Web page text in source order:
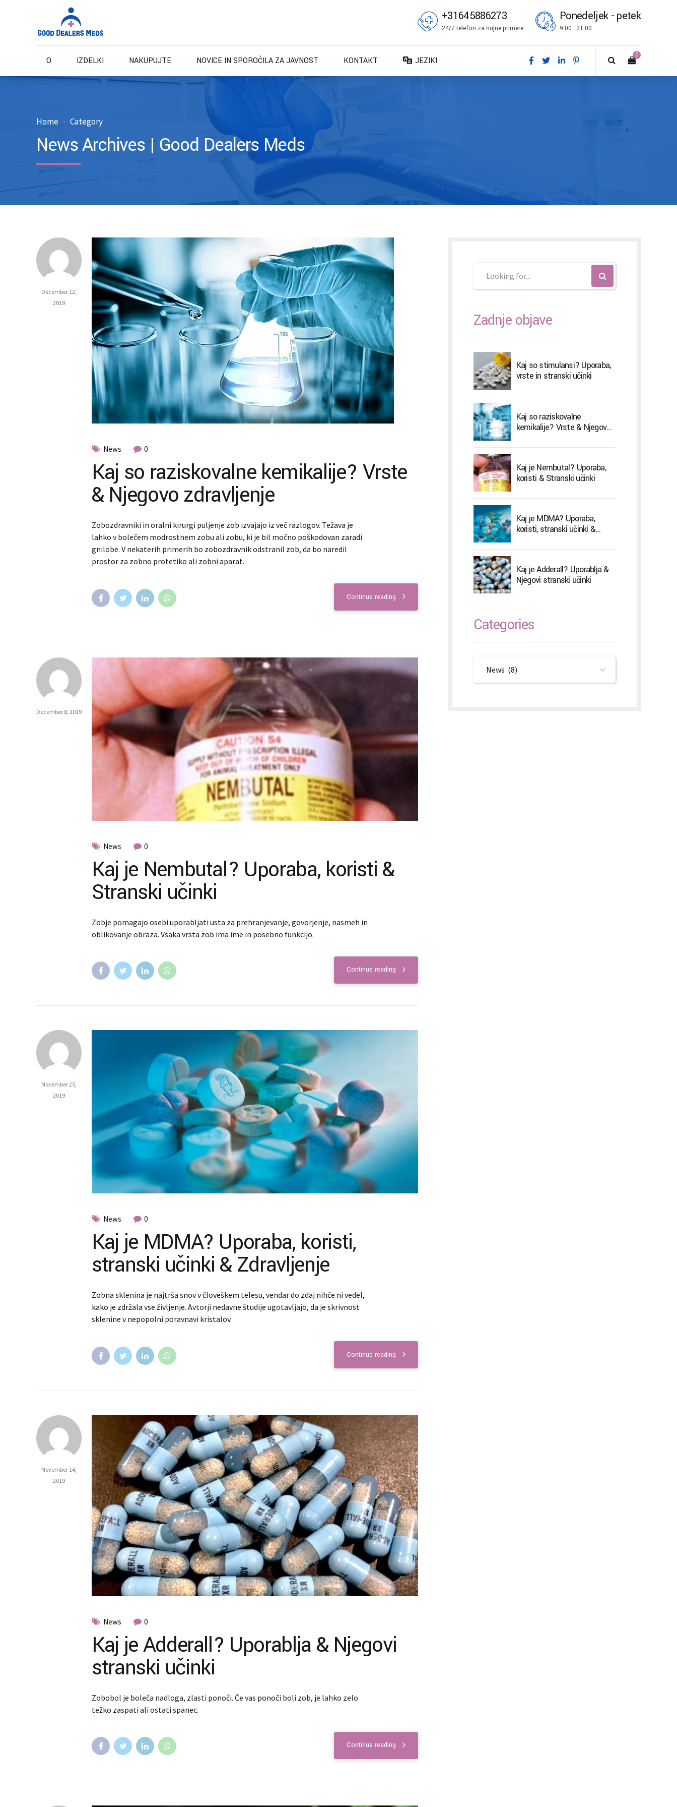
+31645886273
24/7 telefon za nujne primere
Ponedeljek - petek
9:00 - 21:00
0
O IZDELKI NAKUPUJTE NOVICE IN SPOROČILA ZA JAVNOST KONTAKT
JEZIKI
IT – Italiano
Home Category
News Archives | Good Dealers Meds
December 12,
2019
News 0
Kaj so raziskovalne kemikalije? Vrste
& Njegovo zdravljenje
Zobozdravniki in oralni kirurgi puljenje zob izvajajo iz več razlogov. Težava je
lahko v bolečem modrostnem zobu ali zobu, ki je bil močno poškodovan zaradi
gnilobe. V nekaterih primerih bo zobozdravnik odstranil zob, da bo naredil
prostor za zobno protetiko ali zobni aparat.
Continue reading
December 8, 2019
News 0
Kaj je Nembutal? Uporaba, koristi &
Stranski učinki
Zobje pomagajo osebi uporabljati usta za prehranjevanje, govorjenje, nasmeh in
oblikovanje obraza. Vsaka vrsta zob ima ime in posebno funkcijo.
Continue reading
November 25,
2019
News 0
Kaj je MDMA? Uporaba, koristi,
stranski učinki & Zdravljenje
Zobna sklenina je najtrša snov v človeškem telesu, vendar do zdaj nihče ni vedel,
kako je zdržala vse življenje. Avtorji nedavne študije ugotavljajo, da je skrivnost
sklenine v nepopolni poravnavi kristalov.
Continue reading
November 14,
2019
News 0
Kaj je Adderall? Uporablja & Njegovi
stranski učinki
Zobobol je boleča nadloga, zlasti ponoči. Če vas ponoči boli zob, je lahko zelo
težko zaspati ali ostati spanec.
Continue reading
Zadnje objave
Kaj so stimulansi? Uporaba,
vrste in stranski učinki
Kaj so raziskovalne
kemikalije? Vrste & Njegovo
Kaj je Nembutal? Uporaba,
koristi & Stranski učinki
Kaj je MDMA? Uporaba,
koristi, stranski učinki &
Kaj je Adderall? Uporablja &
Njegovi stranski učinki
Categories
News (8)